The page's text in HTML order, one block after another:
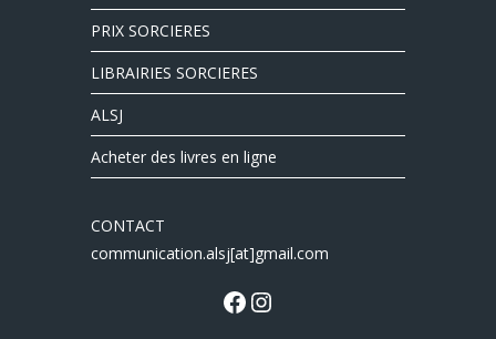
PRIX SORCIERES
LIBRAIRIES SORCIERES
ALSJ
Acheter des livres en ligne
CONTACT
communication.alsj[at]gmail.com